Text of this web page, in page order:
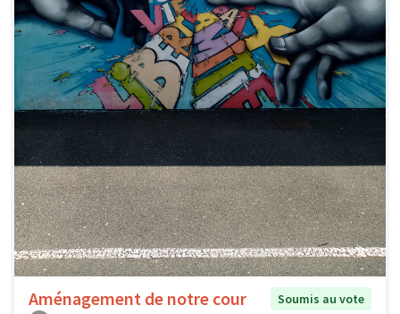
Aménagement de notre cour
Soumis au vote